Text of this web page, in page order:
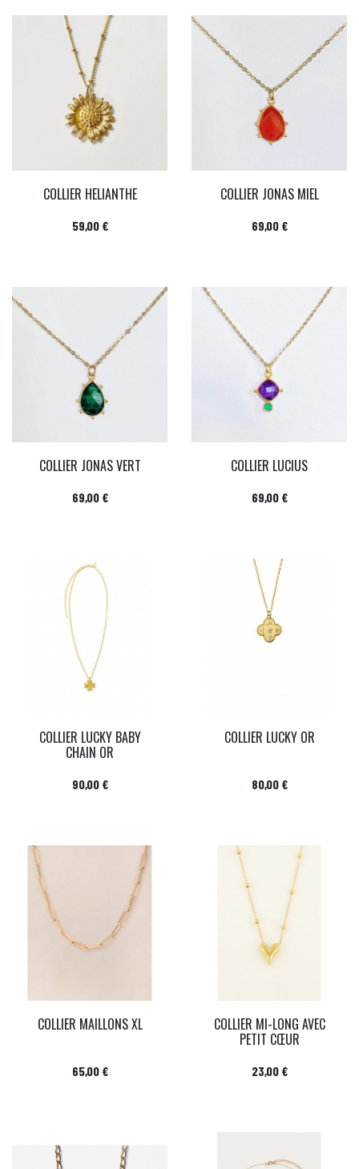
COLLIER HELIANTHE
Prix
59,00 €
COLLIER JONAS MIEL
Prix
69,00 €
COLLIER JONAS VERT
Prix
69,00 €
COLLIER LUCIUS
Prix
69,00 €
COLLIER LUCKY BABY
CHAIN OR
Prix
90,00 €
COLLIER LUCKY OR
Prix
80,00 €
COLLIER MAILLONS XL
Prix
65,00 €
COLLIER MI-LONG AVEC
PETIT CŒUR
Prix
23,00 €